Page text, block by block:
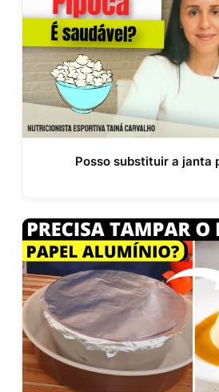
Posso substituir a janta